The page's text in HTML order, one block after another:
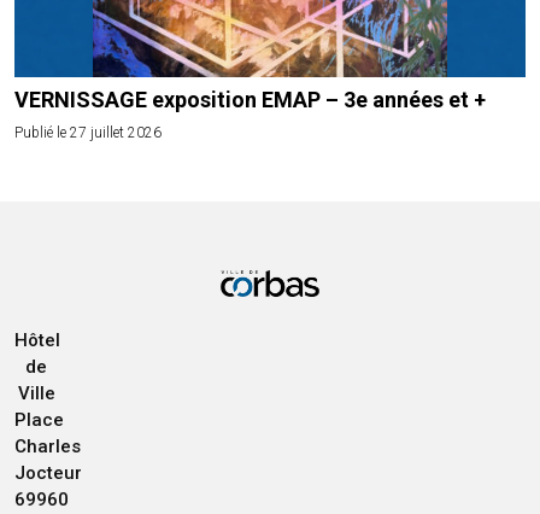
VERNISSAGE exposition EMAP – 3e années et +
Publié le 27 juillet 2026
Hôtel
de
Ville
Place
Charles
Jocteur
69960